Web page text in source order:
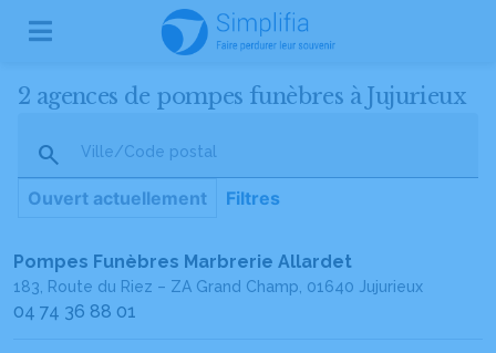
2 agences de pompes funèbres à Jujurieux
Ville/Code postal
Ouvert actuellement Filtres
Pompes Funèbres Marbrerie Allardet
183, Route du Riez – ZA Grand Champ, 01640 Jujurieux
04 74 36 88 01